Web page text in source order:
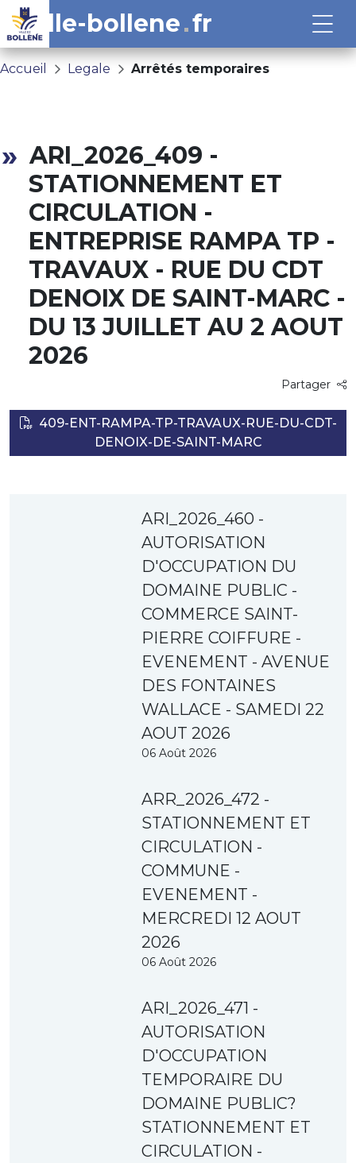
ville-bollene fr
Accueil Legale Arrêtés temporaires
ARI_2026_409 -
STATIONNEMENT ET
CIRCULATION -
ENTREPRISE RAMPA TP -
TRAVAUX - RUE DU CDT
DENOIX DE SAINT-MARC -
DU 13 JUILLET AU 2 AOUT
2026
Partager
409-ENT-RAMPA-TP-TRAVAUX-RUE-DU-CDT-
DENOIX-DE-SAINT-MARC
ARI_2026_460 -
AUTORISATION
D'OCCUPATION DU
DOMAINE PUBLIC -
COMMERCE SAINT-
PIERRE COIFFURE -
EVENEMENT - AVENUE
DES FONTAINES
WALLACE - SAMEDI 22
AOUT 2026
06 Août 2026
ARR_2026_472 -
STATIONNEMENT ET
CIRCULATION -
COMMUNE -
EVENEMENT -
MERCREDI 12 AOUT
2026
06 Août 2026
ARI_2026_471 -
AUTORISATION
D'OCCUPATION
TEMPORAIRE DU
DOMAINE PUBLIC?
STATIONNEMENT ET
CIRCULATION -